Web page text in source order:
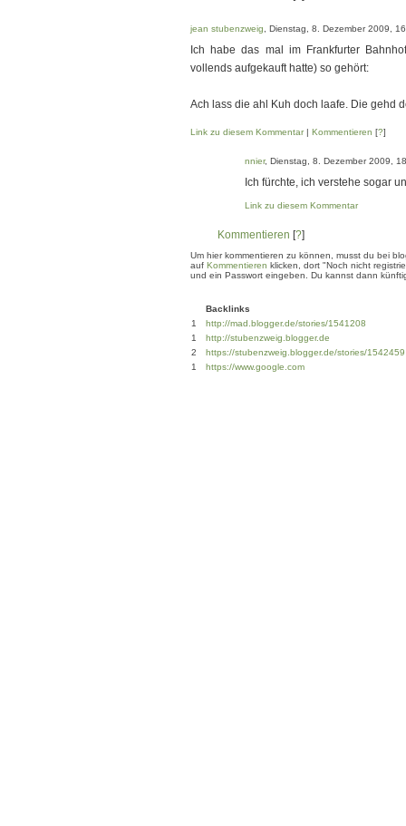
jean stubenzweig , Dienstag, 8. Dezember 2009,
Ich habe das mal im Frankfurter
vollends aufgekauft hatte) so gehört:
Ach lass die ahl Kuh doch laafe. Die gehd
Link zu diesem Kommentar| Kommentieren [?]
nnier, Dienstag, 8. Dezember 2009,
Ich fürchte, ich verstehe sogar
Link zu diesem Kommentar
Kommentieren [?]
Um hier kommentieren zu können, musst du bei
auf Kommentieren klicken, dort "Noch nicht
und ein Passwort eingeben. Du kannst dann
Backlinks
1
http://mad.blogger.de/stories/1541208
1
http://stubenzweig.blogger.de
2
https://stubenzweig.blogger.de/stories/1542459
1
https://www.google.com